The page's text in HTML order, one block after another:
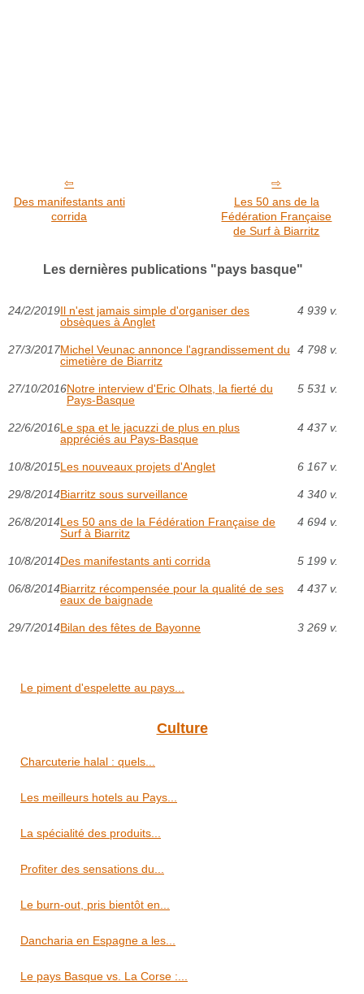
Des manifestants anti
corrida
Les 50 ans de la
Fédération Française
de Surf à Biarritz
Les dernières publications "pays basque"
24/2/2019Il n'est jamais simple d'organiser des
obsèques à Anglet
4 939 v.
27/3/2017Michel Veunac annonce l'agrandissement du
cimetière de Biarritz
4 798 v.
27/10/2016Notre interview d'Eric Olhats, la fierté du
Pays-Basque
5 531 v.
22/6/2016Le spa et le jacuzzi de plus en plus
appréciés au Pays-Basque
4 437 v.
10/8/2015Les nouveaux projets d'Anglet 6 167 v.
29/8/2014Biarritz sous surveillance 4 340 v.
26/8/2014Les 50 ans de la Fédération Française de
Surf à Biarritz
4 694 v.
10/8/2014Des manifestants anti corrida 5 199 v.
06/8/2014Biarritz récompensée pour la qualité de ses
eaux de baignade
4 437 v.
29/7/2014Bilan des fêtes de Bayonne 3 269 v.
Le piment d'espelette au pays...
Culture
Charcuterie halal : quels...
Les meilleurs hotels au Pays...
La spécialité des produits...
Profiter des sensations du...
Le burn-out, pris bientôt en...
Dancharia en Espagne a les...
Le pays Basque vs. La Corse :...